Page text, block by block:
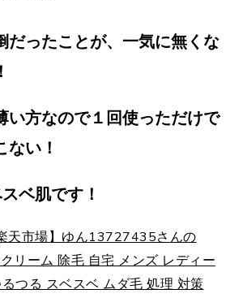
だったことが、一気に無くな
い方なので１回使っただけで
ない！
ベ肌です！
楽天市場】ゆん13727435さんの
リーム 除毛 自宅 メンズ レディー
つる スベスベ ムダ毛 処理 対策